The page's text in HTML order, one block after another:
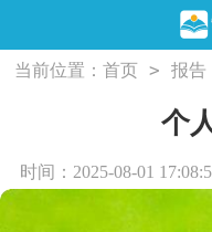
当前位置：首页 > 报告
个
时间：2025-08-01